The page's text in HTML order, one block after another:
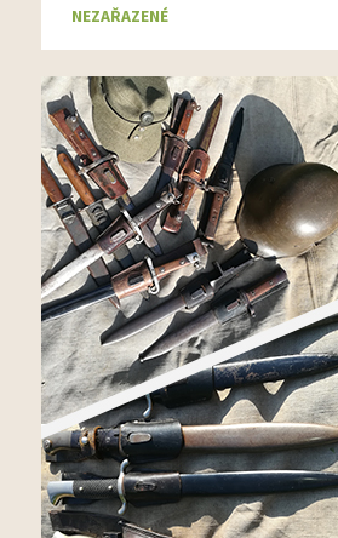
NEZAŘAZENÉ